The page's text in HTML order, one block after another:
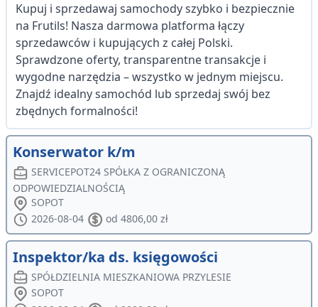
Kupuj i sprzedawaj samochody szybko i bezpiecznie
na Frutils! Nasza darmowa platforma łączy
sprzedawców i kupujących z całej Polski.
Sprawdzone oferty, transparentne transakcje i
wygodne narzędzia – wszystko w jednym miejscu.
Znajdź idealny samochód lub sprzedaj swój bez
zbędnych formalności!
Konserwator k/m
SERVICEPOT24 SPÓŁKA Z OGRANICZONĄ
ODPOWIEDZIALNOŚCIĄ
SOPOT
2026-08-04
od 4806,00 zł
Inspektor/ka ds. księgowości
SPÓŁDZIELNIA MIESZKANIOWA PRZYLESIE
SOPOT